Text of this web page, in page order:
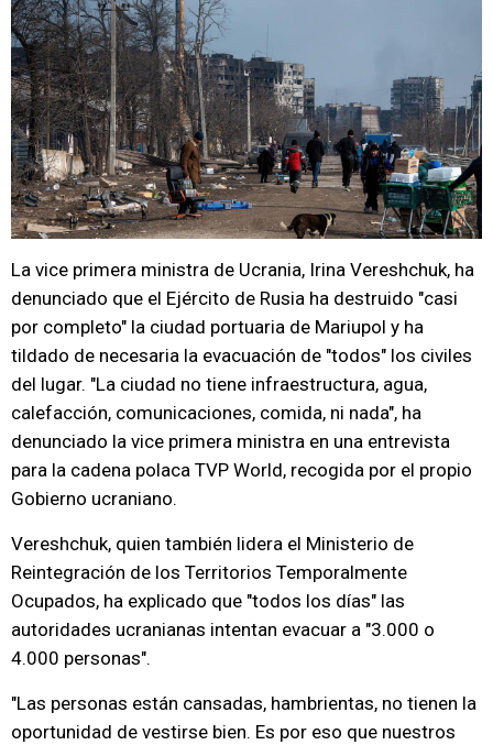
La vice primera ministra de Ucrania, Irina Vereshchuk, ha
denunciado que el Ejército de Rusia ha destruido "casi
por completo" la ciudad portuaria de Mariupol y ha
tildado de necesaria la evacuación de "todos" los civiles
del lugar. "La ciudad no tiene infraestructura, agua,
calefacción, comunicaciones, comida, ni nada", ha
denunciado la vice primera ministra en una entrevista
para la cadena polaca TVP World, recogida por el propio
Gobierno ucraniano.
Vereshchuk, quien también lidera el Ministerio de
Reintegración de los Territorios Temporalmente
Ocupados, ha explicado que "todos los días" las
autoridades ucranianas intentan evacuar a "3.000 o
4.000 personas".
"Las personas están cansadas, hambrientas, no tienen la
oportunidad de vestirse bien. Es por eso que nuestros